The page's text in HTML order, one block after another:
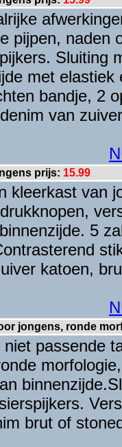
pijpen, naden
Sluiting
met
bandje, 2
van
prijs: 15.99
kleerkast van
5
katoen,
jongens, ronde
passende
brut of